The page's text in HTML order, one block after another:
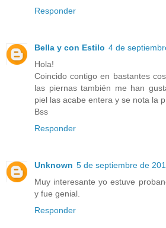
Responder
Bella y con Estilo 4 de
Hola!
Coincido contigo en bastantes
las piernas también me han
piel las acabe entera y se nota la
Bss
Responder
Unknown 5 de septiembre de
Muy interesante yo estuve
y fue genial.
Responder